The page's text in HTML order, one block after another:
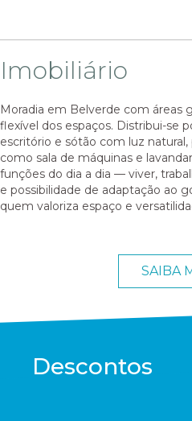
Imobiliário
Moradia em Belverde com áreas
flexível dos espaços. Distribui-se
escritório e sótão com luz
como sala de máquinas e
funções do dia a dia — viver,
e possibilidade de adaptação ao
quem valoriza espaço e
SAIBA
Descontos